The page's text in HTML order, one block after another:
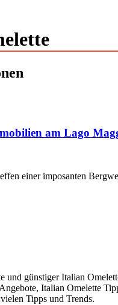
am Lago
einer imposanten
und günstiger Italian
Italian Omelette
Tipps und Trends.